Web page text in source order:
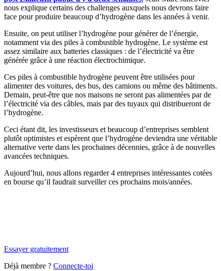
nous explique certains des challenges auxquels nous devrons faire
face pour produire beaucoup d’hydrogène dans les années à venir.
Ensuite, on peut utiliser l’hydrogène pour générer de l’énergie,
notamment via des piles à combustible hydrogène. Le système est
assez similaire aux batteries classiques : de l’électricité va être
générée grâce à une réaction électrochimique.
Ces piles à combustible hydrogène peuvent être utilisées pour
alimenter des voitures, des bus, des camions ou même des bâtiments.
Demain, peut-être que nos maisons ne seront pas alimentées par de
l’électricité via des câbles, mais par des tuyaux qui distribueront de
l’hydrogène.
Ceci étant dit, les investisseurs et beaucoup d’entreprises semblent
plutôt optimistes et espèrent que l’hydrogène deviendra une véritable
alternative verte dans les prochaines décennies, grâce à de nouvelles
avancées techniques.
Aujourd’hui, nous allons regarder 4 entreprises intéressantes cotées
en bourse qu’il faudrait surveiller ces prochains mois/années.
Essayer gratuitement
Déjà membre ? Connecte-toi